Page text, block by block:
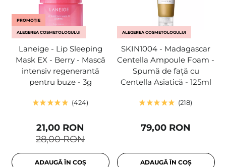
PROMOȚIE
ALEGEREA COSMETOLOGULUI
Laneige - Lip Sleeping
Mask EX - Berry - Mască
intensiv regenerantă
pentru buze - 3g
424
28,00 RON
21,00 RON
ADAUGĂ ÎN COȘ
ALEGEREA COSMETOLOGULUI
SKIN1004 - Madagascar
Centella Ampoule Foam -
Spumă de față cu
Centella Asiatică - 125ml
218
79,00 RON
ADAUGĂ ÎN COȘ